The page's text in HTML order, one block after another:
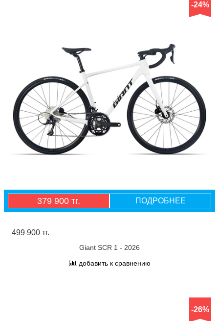
-24%
379 900 тг. ПОДРОБНЕЕ
499 900 тг.
Giant SCR 1 - 2026
добавить к сравнению
-26%